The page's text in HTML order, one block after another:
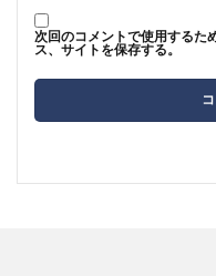
次回のコメントで使用するた
ス、サイトを保存する。